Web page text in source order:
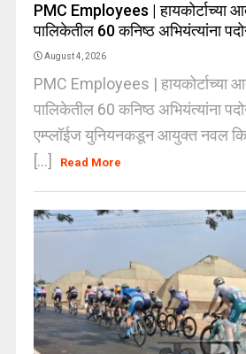
PMC Employees | हायकोर्टाच्या
पालिकेतील 60 कनिष्ठ अभियंत्यांना
August 4, 2026
PMC Employees | हायकोर्टाच्या
पालिकेतील 60 कनिष्ठ अभियंत्यांना
एम्प्लॉईज युनियनकडून आयुक्त नवल
[...]
Read More